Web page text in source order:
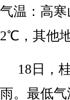
气温：高
2℃，其他
18日，
雨。最低